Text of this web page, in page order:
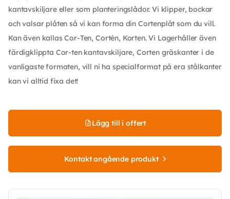
kantavskiljare eller som planteringslådor. Vi klipper, bockar
och valsar plåten så vi kan forma din Cortenplåt som du vill.
Kan även kallas Cor-Ten, Cortén, Korten. Vi Lagerhåller även
färdigklippta Cor-ten kantavskiljare, Corten gräskanter i de
vanligaste formaten, vill ni ha specialformat på era stålkanter
kan vi alltid fixa det!
Lägg till i offert
Kontakt angående produkt